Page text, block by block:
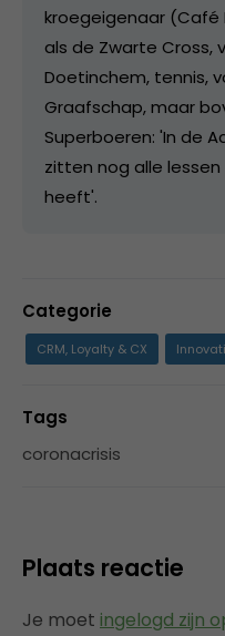
kroegeigenaar (Café
als de Zwarte Cross,
Doetinchem, tennis,
Graafschap, maar
Superboeren: 'In de
zitten nog alle
heeft'.
Categorie
CRM, Loyalty & CX
Tags
coronacrisis
Plaats reactie
Je moet ingelogd zijn